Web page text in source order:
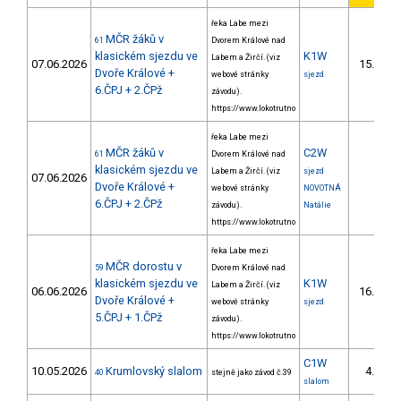
07.06.2026
61 MČR žáků v
klasickém sjezdu ve
Dvoře Králové +
6.ČPJ + 2.ČPž
řeka Labe mezi
Dvorem Králové nad
Labem a Žirčí. (viz
webové stránky
závodu).
https://www.lokotrutno
K1W
sjezd
15.
07.06.2026
61 MČR žáků v
klasickém sjezdu ve
Dvoře Králové +
6.ČPJ + 2.ČPž
řeka Labe mezi
Dvorem Králové nad
Labem a Žirčí. (viz
webové stránky
závodu).
https://www.lokotrutno
C2W
sjezd
NOVOTNÁ
Natálie
06.06.2026
59 MČR dorostu v
klasickém sjezdu ve
Dvoře Králové +
5.ČPJ + 1.ČPž
řeka Labe mezi
Dvorem Králové nad
Labem a Žirčí. (viz
webové stránky
závodu).
https://www.lokotrutno
K1W
sjezd
16.
10.05.2026 40 Krumlovský slalom stejně jako závod č.39
C1W
slalom
4.